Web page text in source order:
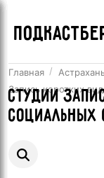
Главная
Запись коротких
Студии
социальных